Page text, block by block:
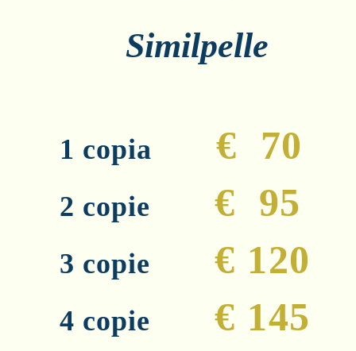
Similpelle
1 copia€ 70
2 copie€ 95
3 copie€ 120
4 copie€ 145